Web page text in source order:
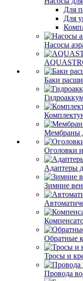
Для
Для
Насосы
Баки
Мембраны
Оголовки
Адаптеры
Зимние
Обратные
Тросы и
Провода